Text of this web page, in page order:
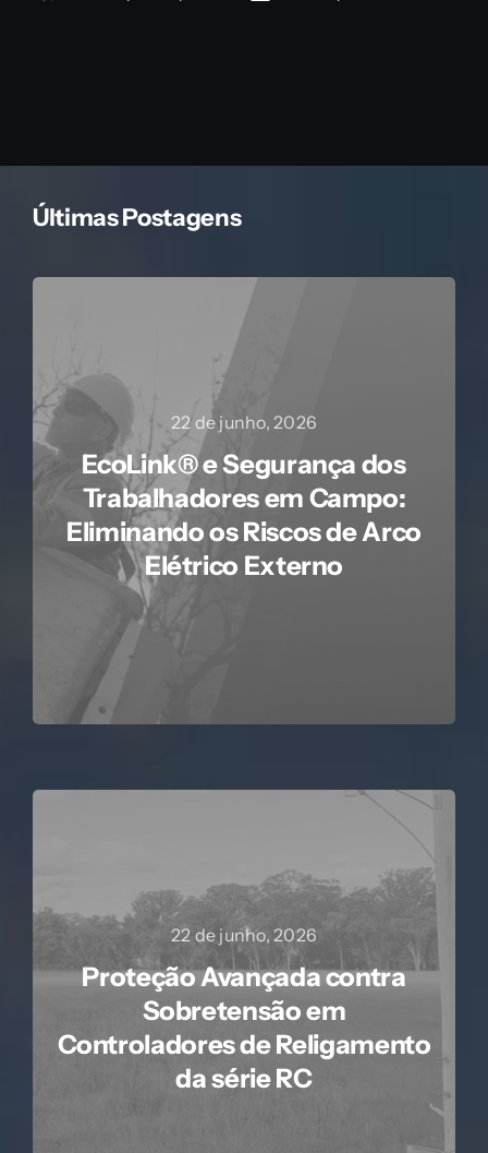
Últimas Postagens
22 de junho, 2026
EcoLink® e Segurança dos
Trabalhadores em Campo:
Eliminando os Riscos de Arco
Elétrico Externo
22 de junho, 2026
Proteção Avançada contra
Sobretensão em
Controladores de Religamento
da série RC